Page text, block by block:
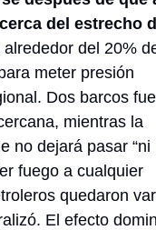
del estrecho
del 20%
meter presión
Dos barcos
mientras la
no dejará pasar “ni
fuego a cualquier
quedaron
El efecto